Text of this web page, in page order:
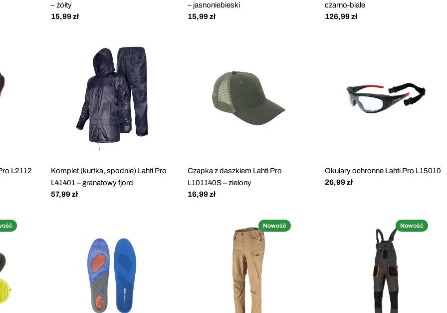
– żółty
Cena
15,99 zł
– jasnoniebieski
Cena
15,99 zł
czarno-białe
Cena
126,99 zł
L2112
Komplet (kurtka, spodnie) Lahti Pro
L41401 – granatowy fjord
Cena
57,99 zł
Czapka z daszkiem Lahti Pro
L101140S – zielony
Cena
16,99 zł
Okulary ochronne Lahti Pro L15010
Cena
26,99 zł
Nowość Nowość